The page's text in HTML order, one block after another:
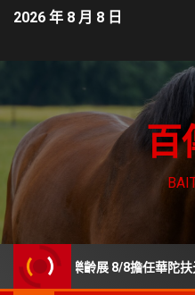
2026 年 8 月 8 日
百
貿樂齡展 8/8擔任華陀扶元堂一